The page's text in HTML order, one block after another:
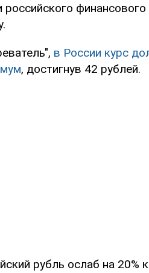
российского
в России курс
, достигнув 42 рублей.
рубль ослаб на 20%